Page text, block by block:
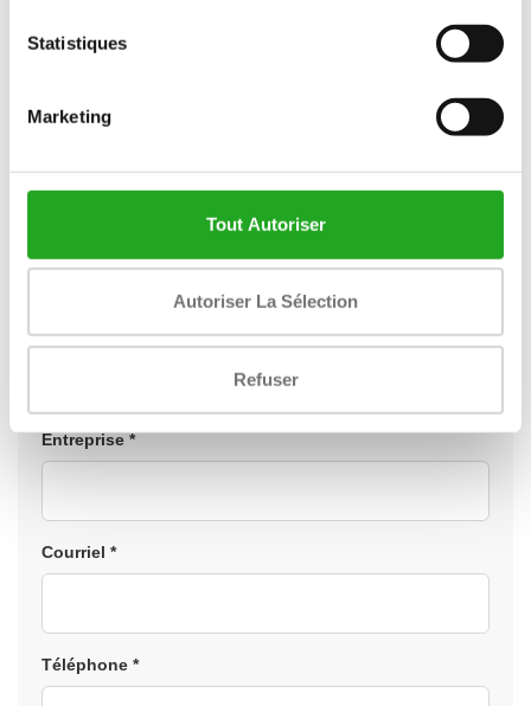
Statistiques
Marketing
Tout Autoriser
Autoriser La Sélection
Refuser
Vous souhaitez savoir quelles sont les possibilités,
la location, le leasing ou l'achat ? Laissez vos
coordonnées et nous vous recontacterons sous un
jour ouvrable.
Entreprise *
Courriel *
Téléphone *